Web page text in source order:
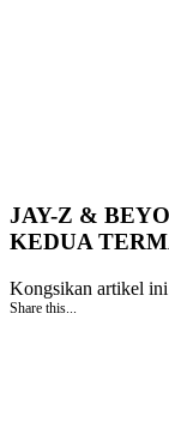
JAY-Z &
KEDUA
Kongsikan artikel ini
Share this...